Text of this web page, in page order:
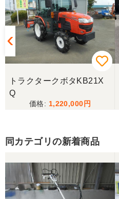
トラクタークボタKB21X
Q
1,220,000
同カテゴリの新着商品